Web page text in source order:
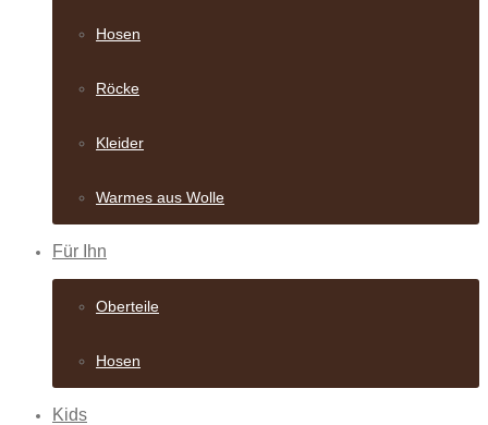
Hosen
Röcke
Kleider
Warmes aus Wolle
Für Ihn
Oberteile
Hosen
Kids